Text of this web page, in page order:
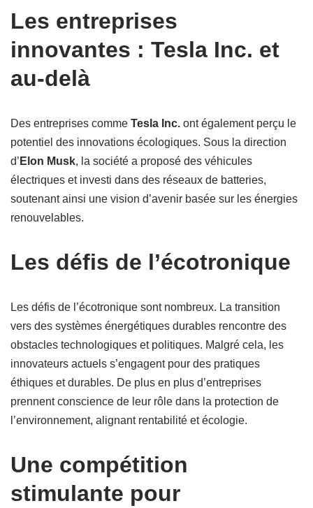
Les entreprises
innovantes : Tesla Inc. et
au-delà
Des entreprises comme Tesla Inc. ont également perçu le
potentiel des innovations écologiques. Sous la direction
d’ Elon Musk, la société a proposé des véhicules
électriques et investi dans des réseaux de batteries,
soutenant ainsi une vision d’avenir basée sur les énergies
renouvelables.
Les défis de l’écotronique
Les défis de l’écotronique sont nombreux. La transition
vers des systèmes énergétiques durables rencontre des
obstacles technologiques et politiques. Malgré cela, les
innovateurs actuels s’engagent pour des pratiques
éthiques et durables. De plus en plus d’entreprises
prennent conscience de leur rôle dans la protection de
l’environnement, alignant rentabilité et écologie.
Une compétition
stimulante pour